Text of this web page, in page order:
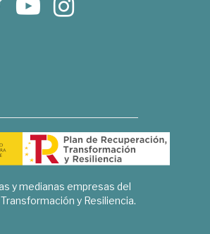
y medianas empresas del
y Resiliencia.